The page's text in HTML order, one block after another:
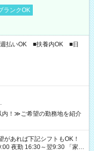
ランクOK
払いOK ■扶養内OK ■日
！≫ご希望の勤務地を紹介
勤 16:30～翌9:30 「家族